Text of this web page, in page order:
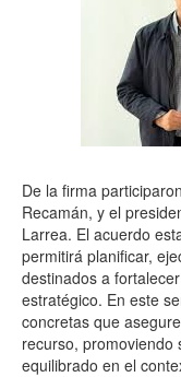
De la firma
Recamán, y el
Larrea. El acuerdo
permitirá planificar,
destinados a
estratégico. En este
concretas que
recurso, promoviendo
equilibrado en el